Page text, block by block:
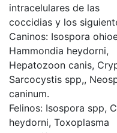
intracelulares de las
coccidias y los
Caninos: Isospora
Hammondia heydorni,
Hepatozoon canis,
Sarcocystis spp,,
caninum.
Felinos: Isospora spp,
heydorni, Toxoplasma